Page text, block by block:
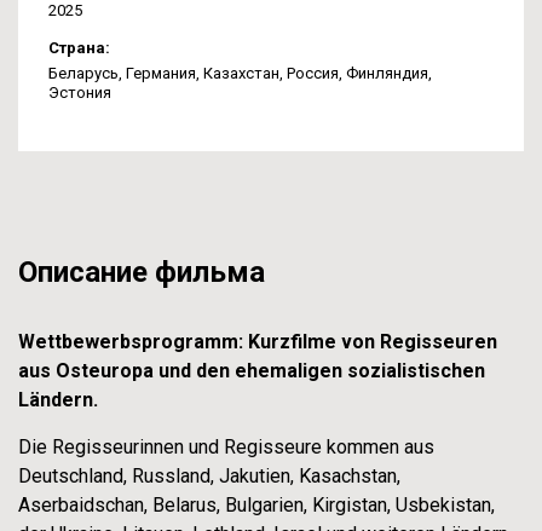
2025
Страна:
Беларусь, Германия, Казахстан, Россия, Финляндия,
Эстония
Описание фильма
Wettbewerbsprogramm: Kurzfilme von Regisseuren
aus Osteuropa und den ehemaligen sozialistischen
Ländern.
Die Regisseurinnen und Regisseure kommen aus
Deutschland, Russland, Jakutien, Kasachstan,
Aserbaidschan, Belarus, Bulgarien, Kirgistan, Usbekistan,